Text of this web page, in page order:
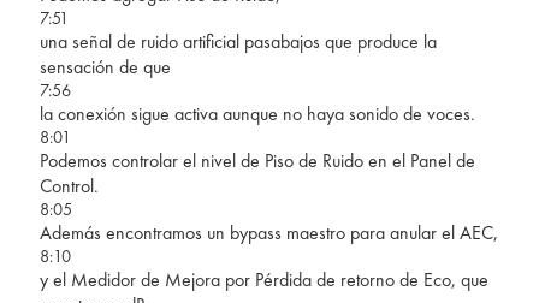
7:51
una señal de ruido artificial pasabajos que produce la
sensación de que
7:56
la conexión sigue activa aunque no haya sonido de voces.
8:01
Podemos controlar el nivel de Piso de Ruido en el Panel de
Control.
8:05
Además encontramos un bypass maestro para anular el AEC,
8:10
y el Medidor de Mejora por Pérdida de retorno de Eco, que